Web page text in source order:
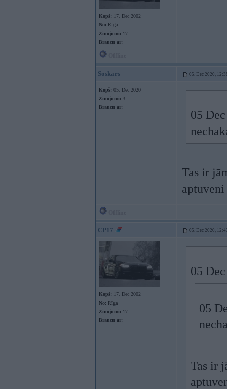
Kopš: 17. Dec 2002
No: Rīga
Ziņojumi: 17
Braucu ar:
Soskars 05. Dec 2020,
Kopš: 05. Dec 2020
Ziņojumi: 3
Braucu ar:
05
Tas ir
CP17 05. Dec 2020,
Kopš: 17. Dec 2002
No: Rīga
Ziņojumi: 17
Braucu ar:
05
05
Tas ir